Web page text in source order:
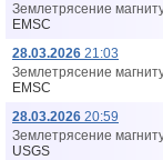
Землетрясение
EMSC
28.03.2026 21:03
Землетрясение
EMSC
28.03.2026 20:59
Землетрясение
USGS